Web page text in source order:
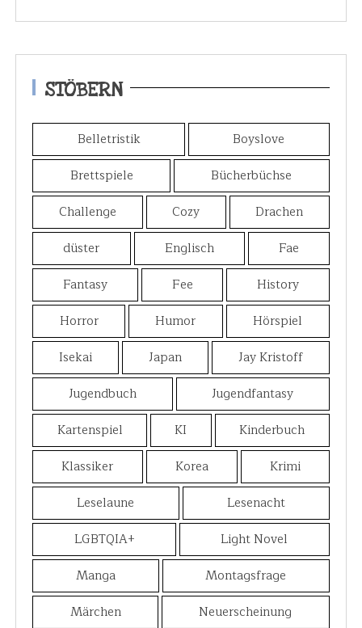
STÖBERN
Belletristik
Boyslove
Brettspiele
Bücherbüchse
Challenge
Cozy
Drachen
düster
Englisch
Fae
Fantasy
Fee
History
Horror
Humor
Hörspiel
Isekai
Japan
Jay Kristoff
Jugendbuch
Jugendfantasy
Kartenspiel
KI
Kinderbuch
Klassiker
Korea
Krimi
Leselaune
Lesenacht
LGBTQIA+
Light Novel
Manga
Montagsfrage
Märchen
Neuerscheinung